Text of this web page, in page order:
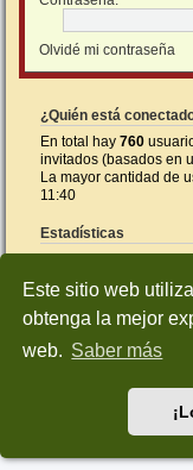
Este sitio web
obtenga la mejor
web. Saber más
Olvidé mi contraseña
¿Quién está
En total hay 760
invitados (basados en
La mayor cantidad de
11:40
Estadísticas
Mensajes totales26590
Inicio Índice general
Desarrollado porphpBB